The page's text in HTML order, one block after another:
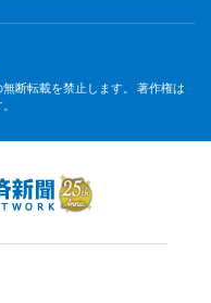
断転載を禁止します。 著作権は